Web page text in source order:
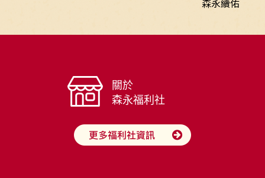
森永續佑
關於
森永福利社